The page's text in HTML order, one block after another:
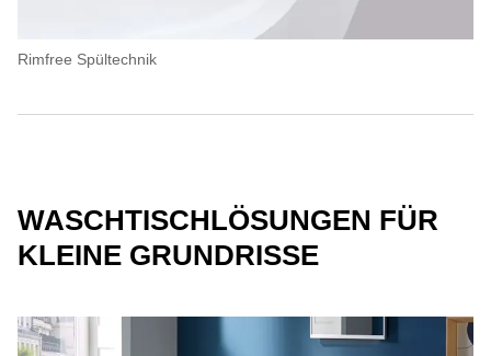
Rimfree Spültechnik
WASCHTISCHLÖSUNGEN FÜR
KLEINE GRUNDRISSE